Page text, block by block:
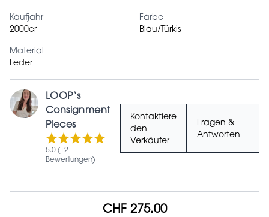
Kaufjahr
2000er
Farbe
Blau/Türkis
Material
Leder
LOOP‘s
Consignment
Pieces
5.0 (12
Bewertungen)
Kontaktiere
den
Verkäufer
Fragen &
Antworten
CHF 275.00